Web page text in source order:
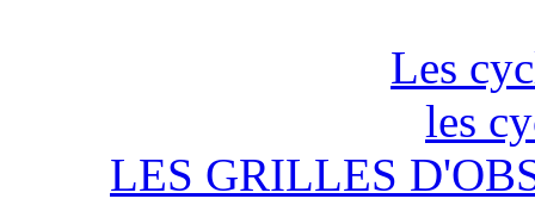
Les
les
LES GRILLES